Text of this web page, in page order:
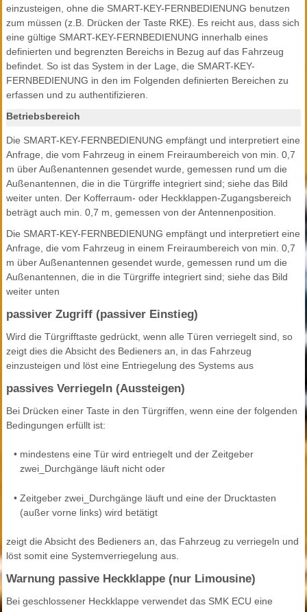
einzusteigen, ohne die SMART-KEY-FERNBEDIENUNG benutzen
zum müssen (z.B. Drücken der Taste RKE). Es reicht aus, dass sich
eine gültige SMART-KEY-FERNBEDIENUNG innerhalb eines
definierten und begrenzten Bereichs in Bezug auf das Fahrzeug
befindet. So ist das System in der Lage, die SMART-KEY-
FERNBEDIENUNG in den im Folgenden definierten Bereichen zu
erfassen und zu authentifizieren.
Betriebsbereich
Die SMART-KEY-FERNBEDIENUNG empfängt und interpretiert eine
Anfrage, die vom Fahrzeug in einem Freiraumbereich von min. 0,7
m über Außenantennen gesendet wurde, gemessen rund um die
Außenantennen, die in die Türgriffe integriert sind; siehe das Bild
weiter unten. Der Kofferraum- oder Heckklappen-Zugangsbereich
beträgt auch min. 0,7 m, gemessen von der Antennenposition.
Die SMART-KEY-FERNBEDIENUNG empfängt und interpretiert eine
Anfrage, die vom Fahrzeug in einem Freiraumbereich von min. 0,7
m über Außenantennen gesendet wurde, gemessen rund um die
Außenantennen, die in die Türgriffe integriert sind; siehe das Bild
weiter unten
passiver Zugriff (passiver Einstieg)
Wird die Türgrifftaste gedrückt, wenn alle Türen verriegelt sind, so
zeigt dies die Absicht des Bedieners an, in das Fahrzeug
einzusteigen und löst eine Entriegelung des Systems aus
passives Verriegeln (Aussteigen)
Bei Drücken einer Taste in den Türgriffen, wenn eine der folgenden
Bedingungen erfüllt ist:
• mindestens eine Tür wird entriegelt und der Zeitgeber
zwei_Durchgänge läuft nicht oder
• Zeitgeber zwei_Durchgänge läuft und eine der Drucktasten
(außer vorne links) wird betätigt
zeigt die Absicht des Bedieners an, das Fahrzeug zu verriegeln und
löst somit eine Systemverriegelung aus.
Warnung passive Heckklappe (nur Limousine)
Bei geschlossener Heckklappe verwendet das SMK ECU eine